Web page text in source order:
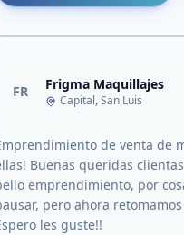
FR Frigma Maquillajes
Capital, San Luis
de venta de
Buenas queridas
emprendimiento, por
pero ahora
les guste!!